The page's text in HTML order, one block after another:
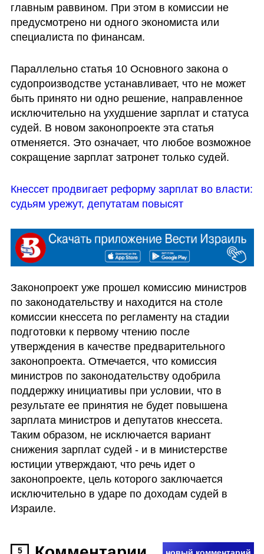
главным раввином. При этом в комиссии не
предусмотрено ни одного экономиста или
специалиста по финансам.
Параллельно статья 10 Основного закона о
судопроизводстве устанавливает, что не может
быть принято ни одно решение, направленное
исключительно на ухудшение зарплат и статуса
судей. В новом законопроекте эта статья
отменяется. Это означает, что любое возможное
сокращение зарплат затронет только судей.
Кнессет продвигает реформу зарплат во власти:
судьям урежут, депутатам повысят
Законопроект уже прошел комиссию министров
по законодательству и находится на столе
комиссии кнессета по регламенту на стадии
подготовки к первому чтению после
утверждения в качестве предварительного
законопроекта. Отмечается, что комиссия
министров по законодательству одобрила
поддержку инициативы при условии, что в
результате ее принятия не будет повышена
зарплата министров и депутатов кнессета.
Таким образом, не исключается вариант
снижения зарплат судей - и в министерстве
юстиции утверждают, что речь идет о
законопроекте, цель которого заключается
исключительно в ударе по доходам судей в
Израиле.
5